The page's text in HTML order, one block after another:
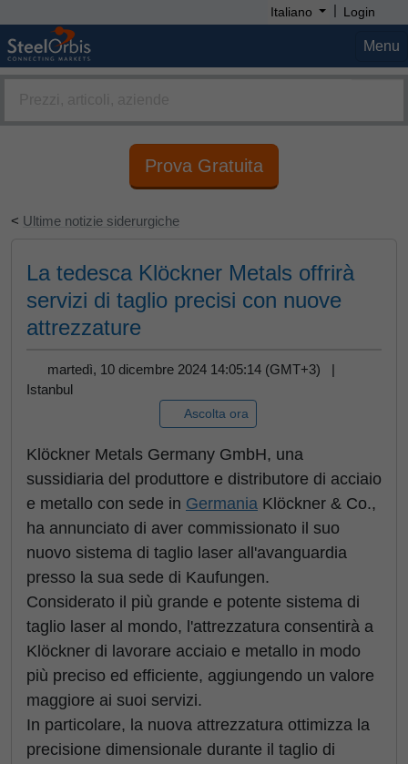
Italiano | Login
Menu
Prova Gratuita
< Ultime notizie siderurgiche
La tedesca Klöckner Metals offrirà
servizi di taglio precisi con nuove
attrezzature
martedì, 10 dicembre 2024 14:05:14 (GMT+3) |
Istanbul
Ascolta ora
Klöckner Metals Germany GmbH, una
sussidiaria del produttore e distributore di acciaio
e metallo con sede in Germania Klöckner & Co.,
ha annunciato di aver commissionato il suo
nuovo sistema di taglio laser all'avanguardia
presso la sua sede di Kaufungen.
Considerato il più grande e potente sistema di
taglio laser al mondo, l'attrezzatura consentirà a
Klöckner di lavorare acciaio e metallo in modo
più preciso ed efficiente, aggiungendo un valore
maggiore ai suoi servizi.
In particolare, la nuova attrezzatura ottimizza la
precisione dimensionale durante il taglio di